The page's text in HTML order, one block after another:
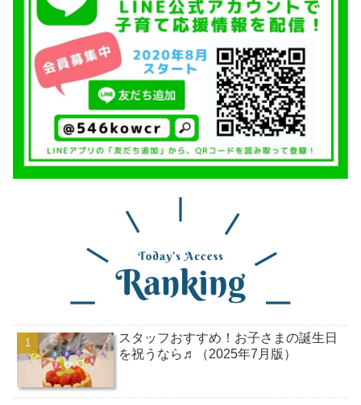
スタッフおすすめ！お子さまの誕生日
を祝うなら♬（2025年7月版）